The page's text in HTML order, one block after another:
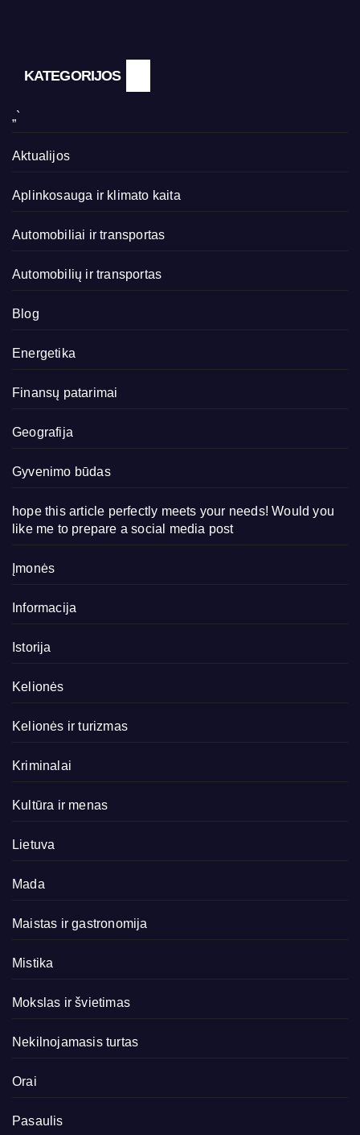
KATEGORIJOS
„`
Aktualijos
Aplinkosauga ir klimato kaita
Automobiliai ir transportas
Automobilių ir transportas
Blog
Energetika
Finansų patarimai
Geografija
Gyvenimo būdas
hope this article perfectly meets your needs! Would you
like me to prepare a social media post
Įmonės
Informacija
Istorija
Kelionės
Kelionės ir turizmas
Kriminalai
Kultūra ir menas
Lietuva
Mada
Maistas ir gastronomija
Mistika
Mokslas ir švietimas
Nekilnojamasis turtas
Orai
Pasaulis